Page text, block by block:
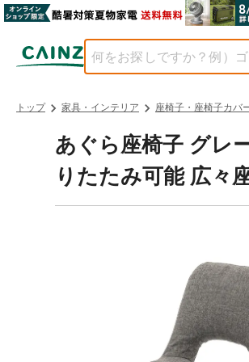
トップ 家具・インテリア 座椅子・座椅子カバ
あぐら座椅子 グレ
りたたみ可能 広々